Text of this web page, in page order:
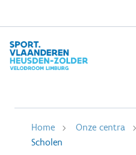
Home Onze centra
Scholen